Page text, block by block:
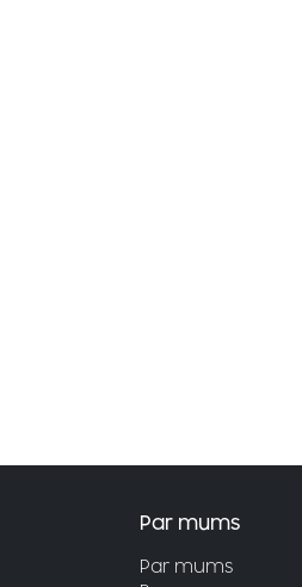
Par mums
Par mums